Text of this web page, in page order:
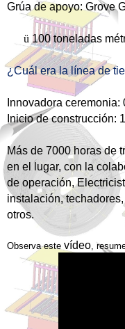
Grúa de apoyo: Grove
ü 100 toneladas
¿Cuál era la línea de
Innovadora ceremonia:
Inicio de construcción:
Más de 7000 horas de
en el lugar, con la
de operación,
instalación,
otros.
Observa este vídeo,